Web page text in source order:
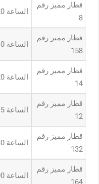
قطار مميز رقم
8
الساعة 5:20 صباحاً
قطار مميز رقم
158
الساعة 7:10 صباحاً
قطار مميز رقم
14
الساعة 7:20 صباحاً
قطار مميز رقم
12
الساعة 9:15 صباحاً
قطار مميز رقم
132
الساعة 10:30 صباحاً
قطار مميز رقم
164
الساعة 12:00 ظهراً